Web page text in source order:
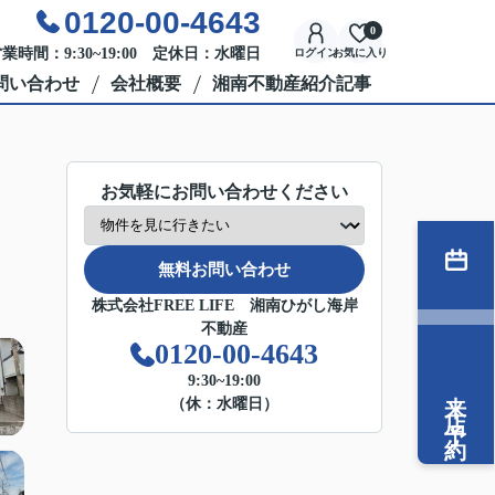
0120-00-4643
時間：9:30~19:00 定休日：水曜日 ログインお気に入り
0
い合わせ 会社概要 湘南不動産紹介記事
お気軽にお問い合わせください
無料お問い合わせ
株式会社FREE LIFE 湘南ひがし海岸
不動産
0120-00-4643
9:30~19:00
（休：水曜日）
来店予約